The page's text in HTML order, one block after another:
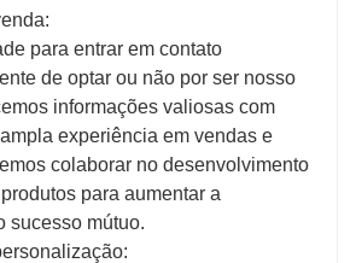
para entrar em contato
de optar ou não por ser nosso
informações valiosas com
experiência em vendas e
colaborar no desenvolvimento
para aumentar a
sucesso mútuo.